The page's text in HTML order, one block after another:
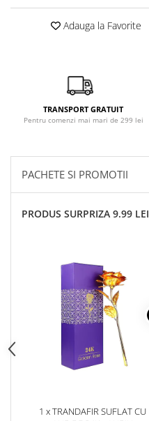
Adauga la Favorite
TRANSPORT GRATUIT
Pentru comenzi mai mari de 299 lei
PACHETE SI PROMOTII
PRODUS SURPRIZA 9.99 LEI
1 x TRANDAFIR SUFLAT CU